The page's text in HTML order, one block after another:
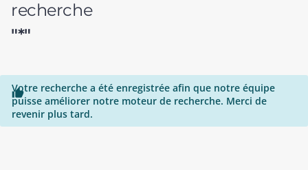
recherche
"*"

Votre recherche a été enregistrée afin que notre équipe
puisse améliorer notre moteur de recherche. Merci de
revenir plus tard.